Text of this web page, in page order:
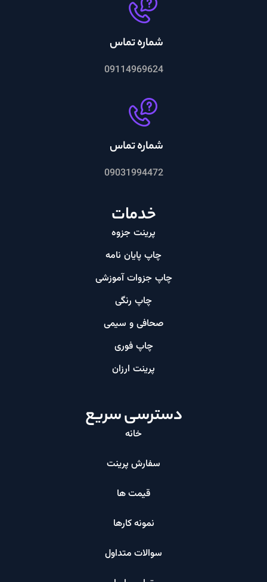
شماره تماس
09114969624
شماره تماس
09031994472
خدمات
پرینت جزوه
چاپ پایان نامه
چاپ جزوات آموزشی
چاپ رنگی
صحافی و سیمی
چاپ فوری
پرینت ارزان​
دسترسی سریع
خانه
سفارش پرینت
قیمت ها
نمونه کارها
سوالات متداول